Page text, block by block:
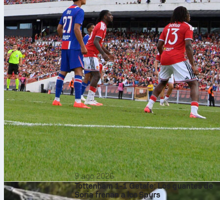
9 ago 2026
Tottenham 1-1 Getafe: Los guantes de
Soria frenan a los Spurs